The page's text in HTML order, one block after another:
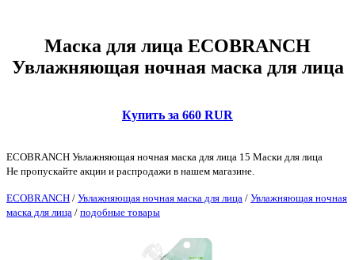
Маска для лица ECOBRANCH
Увлажняющая ночная маска для лица
Купить за 660 RUR
ECOBRANCH Увлажняющая ночная маска для лица 15 Маски для лица
Не пропускайте акции и распродажи в нашем магазине.
ECOBRANCH / Увлажняющая ночная маска для лица / Увлажняющая ночная
маска для лица / подобные товары